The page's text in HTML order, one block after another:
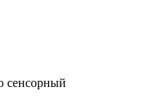
сенсорный